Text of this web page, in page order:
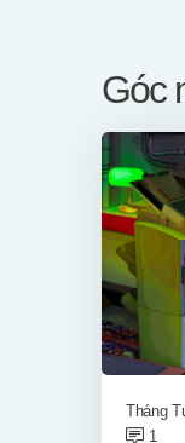
Góc
Tháng
1